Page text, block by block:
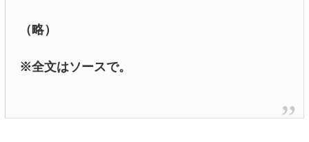
（略）
※全文はソースで。